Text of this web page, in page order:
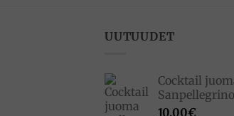
UUTUUDET
Cocktail
Sanpellegrino
10.00€